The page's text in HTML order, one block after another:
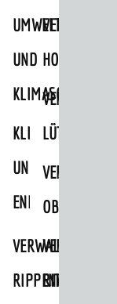
UMWELT-
UND
KLIMASCHUTZ
KLIMASCHUTZ
UND
RIPPENWEIER